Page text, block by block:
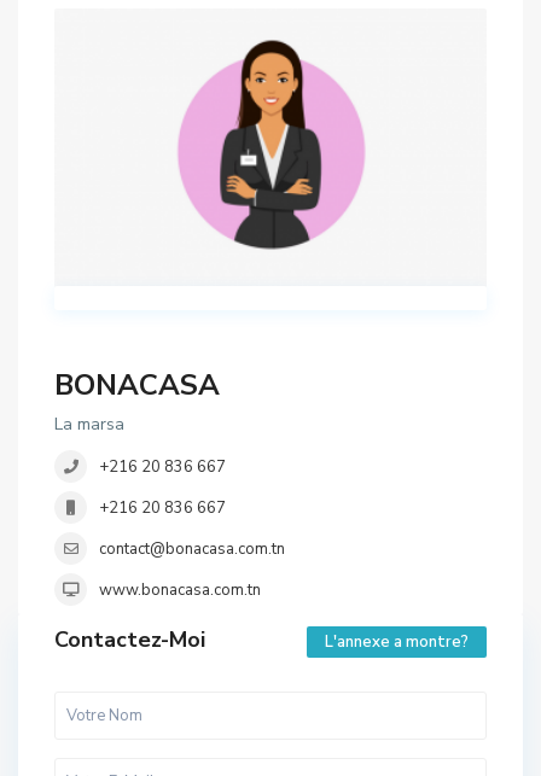
BONACASA
La marsa
+216 20 836 667
+216 20 836 667
contact@bonacasa.com.tn
www.bonacasa.com.tn
Contactez-Moi L'annexe a montre?